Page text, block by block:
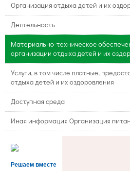
Организация отдыха детей и их
Деятельность
Материально-техническое
организации отдыха детей и их
Услуги, в том числе платные,
отдыха детей и их оздоровления
Доступная среда
Иная информация Организация
Решаем вместе